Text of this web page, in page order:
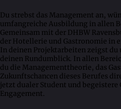
Du strebst das Management an,
umfangreiche Ausbildung in allen
Gemeinsam mit der DHBW
der Hotellerie und Gastronomie in
In deinen Projektarbeiten zeigst du
deinen Rundumblick. In allen
du die Managementtheorie, das
Zukunftschancen dieses Berufes
jetzt dualer Student und begeistere
Engagement.